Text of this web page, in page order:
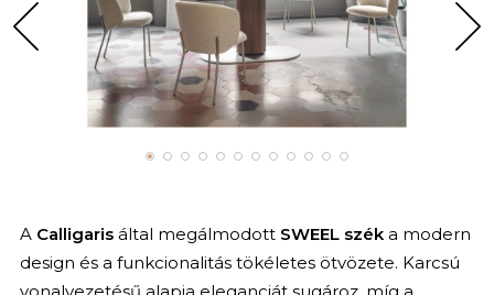
A Calligarisáltal megálmodott SWEEL széka modern
design és a funkcionalitás tökéletes ötvözete. Karcsú